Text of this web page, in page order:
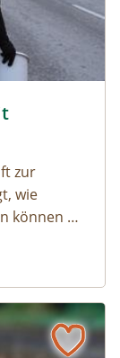
zur
wie
können –